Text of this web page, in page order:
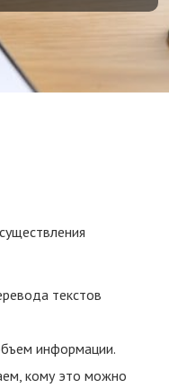
текстов
информации.
кому это можно